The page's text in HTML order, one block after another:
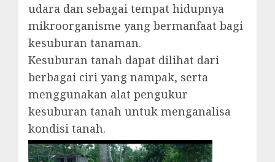
udara dan sebagai tempat hidupnya
mikroorganisme yang bermanfaat bagi
kesuburan tanaman.
Kesuburan tanah dapat dilihat dari
berbagai ciri yang nampak, serta
menggunakan alat pengukur
kesuburan tanah untuk menganalisa
kondisi tanah.